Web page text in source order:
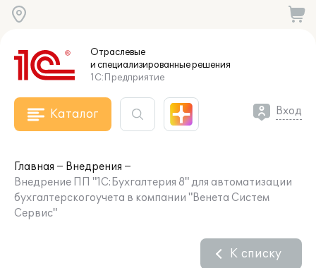
Отраслевые
и специализированныерешения
1С:Предприятие
Каталог Вход
Главная
Внедрения
Внедрение ПП "1С:Бухгалтерия 8" для автоматизации
бухгалтерскогоучета в компании "Венета Систем
Сервис"
К списку